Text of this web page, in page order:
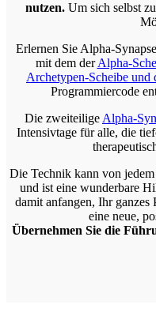
nutzen. Um sich selbst
Erlernen Sie Alpha-
mit dem derAlpha-
Archetypen-Scheibe und
Programmiercode
Die zweiteilige Alpha-
Intensivtage für alle, die
Die Technik kann von
und ist eine wunderbare
damit anfangen, Ihr ganzes
eine neue,
Übernehmen Sie die